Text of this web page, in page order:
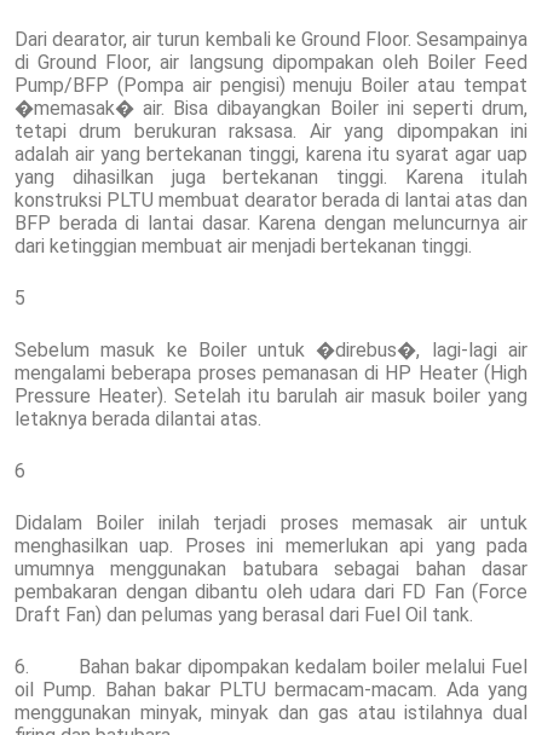
Dari dearator, air turun kembali ke Ground Floor. Sesampainya
di Ground Floor, air langsung dipompakan oleh Boiler Feed
Pump/BFP (Pompa air pengisi) menuju Boiler atau tempat
�memasak� air. Bisa dibayangkan Boiler ini seperti drum,
tetapi drum berukuran raksasa. Air yang dipompakan ini
adalah air yang bertekanan tinggi, karena itu syarat agar uap
yang dihasilkan juga bertekanan tinggi. Karena itulah
konstruksi PLTU membuat dearator berada di lantai atas dan
BFP berada di lantai dasar. Karena dengan meluncurnya air
dari ketinggian membuat air menjadi bertekanan tinggi.
5
Sebelum masuk ke Boiler untuk �direbus�, lagi-lagi air
mengalami beberapa proses pemanasan di HP Heater (High
Pressure Heater). Setelah itu barulah air masuk boiler yang
letaknya berada dilantai atas.
6
Didalam Boiler inilah terjadi proses memasak air untuk
menghasilkan uap. Proses ini memerlukan api yang pada
umumnya menggunakan batubara sebagai bahan dasar
pembakaran dengan dibantu oleh udara dari FD Fan (Force
Draft Fan) dan pelumas yang berasal dari Fuel Oil tank.
6. Bahan bakar dipompakan kedalam boiler melalui Fuel
oil Pump. Bahan bakar PLTU bermacam-macam. Ada yang
menggunakan minyak, minyak dan gas atau istilahnya dual